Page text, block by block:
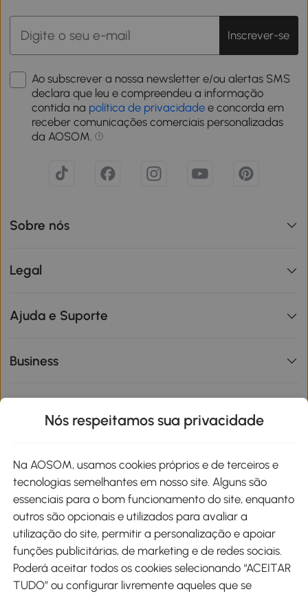
Inscrever-se
Ao subscrever a nossa newsletter e/ou alertas SMS
declara que leu e compreendeu a informação
contida na política de privacidade e concorda em
receber comunicações comerciais personalizadas
da AOSOM.
Sobre nós
Legal
Ajuda e Suporte
Business
Métodos de pagamento
Envio
Nós respeitamos sua privacidade
Na AOSOM, usamos cookies próprios e de terceiros e
tecnologias semelhantes em nosso site. Alguns são
essenciais para o bom funcionamento do site, enquanto
outros são opcionais e utilizados para avaliar a
utilização do site, permitir a personalização e apoiar
funções publicitárias, de marketing e de redes sociais.
Poderá aceitar todos os cookies selecionando “ACEITAR
TUDO” ou configurar livremente aqueles que se